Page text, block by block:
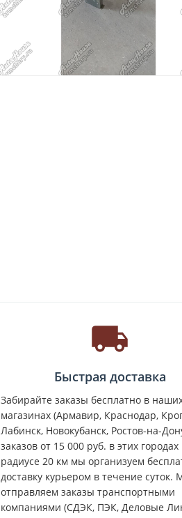
Быстрая доставка
Забирайте заказы бесплатно в
магазинах (Армавир, Краснодар,
Лабинск, Новокубанск, Ростов-на-
заказов от 15 000 руб. в этих городах
радиусе 20 км мы организуем
доставку курьером в течение суток.
отправляем заказы транспортными
компаниями (СДЭК, ПЭК, Деловые